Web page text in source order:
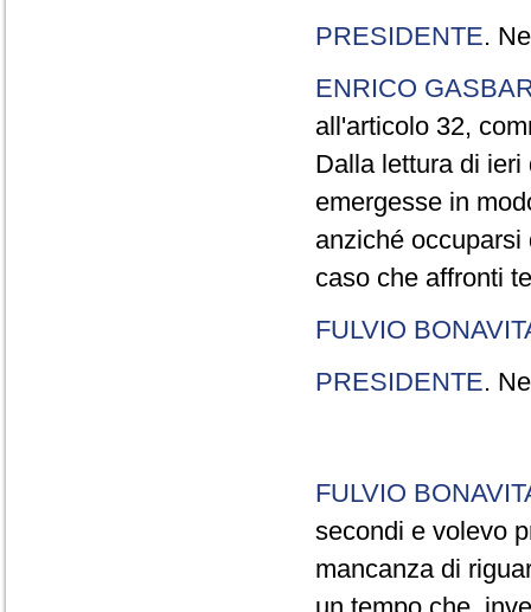
PRESIDENTE.
ENRICO
all'articolo 32,
Dalla lettura di
emergesse in
anziché
caso che affronti
FULVIO
PRESIDENTE.
FULVIO
secondi e volevo
mancanza di